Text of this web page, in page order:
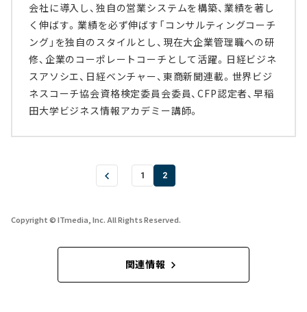
会社に導入し、独自の営業システムを構築、業績を著し
く伸ばす。業績を必ず伸ばす「コンサルティングコーチ
ング」を独自のスタイルとし、現在大企業管理職への研
修、企業のコーポレートコーチとして活躍。日経ビジネ
スアソシエ、日経ベンチャー、東商新聞連載。世界ビジ
ネスコーチ協会資格検定委員会委員、CFP認定者、早稲
田大学ビジネス情報アカデミー講師。
1 2
Copyright © ITmedia, Inc. All Rights Reserved.
関連情報